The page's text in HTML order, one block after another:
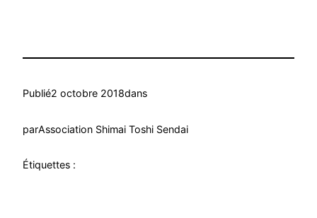
Publié2 octobre 2018dans
parAssociation Shimai Toshi Sendai
Étiquettes :